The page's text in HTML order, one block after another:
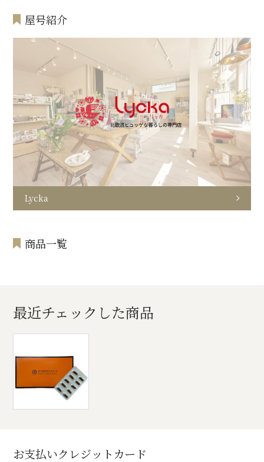
屋号紹介
Lycka
商品一覧
最近チェックした商品
お支払いクレジットカード